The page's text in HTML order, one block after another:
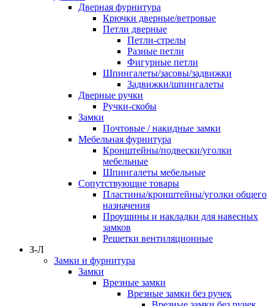
Дверная фурнитура
Крючки дверные/ветровые
Петли дверные
Петли-стрелы
Разные петли
Фигурные петли
Шпингалеты/засовы/задвижки
Задвижки/шпингалеты
Дверные ручки
Ручки-скобы
Замки
Почтовые / накидные замки
Мебельная фурнитура
Кронштейны/подвески/уголки
мебельные
Шпингалеты мебельные
Сопутствующие товары
Пластины/кронштейны/уголки общего
назначения
Проушины и накладки для навесных
замков
Решетки вентиляционные
З-Л
Замки и фурнитура
Замки
Врезные замки
Врезные замки без ручек